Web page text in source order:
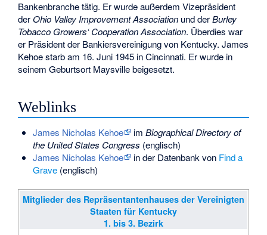
Bankenbranche tätig. Er wurde außerdem Vizepräsident
derOhio Valley Improvement Association und derBurley
Tobacco Growers‘ Cooperation Association. Überdies war
er Präsident der Bankiersvereinigung von Kentucky. James
Kehoe starb am 16. Juni 1945 in Cincinnati. Er wurde in
seinem Geburtsort Maysville beigesetzt.
Weblinks
James Nicholas Kehoe im Biographical Directory of
the United States Congress (englisch)
James Nicholas Kehoe
in der Datenbank von Find a
Grave(englisch)
Mitglieder des Repräsentantenhauses der Vereinigten
Staaten für Kentucky
1. bis 3. Bezirk